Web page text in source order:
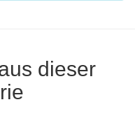
dieser